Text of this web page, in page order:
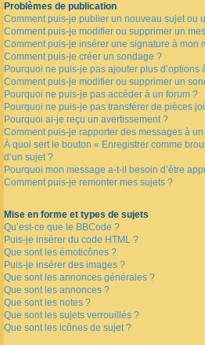
Problèmes de publication
Comment puis-je publier un nouveau sujet ou
Comment puis-je modifier ou supprimer un
Comment puis-je insérer une signature à mon
Comment puis-je créer un sondage ?
Pourquoi ne puis-je pas ajouter plus d’options
Comment puis-je modifier ou supprimer un
Pourquoi ne puis-je pas accéder à un forum ?
Pourquoi ne puis-je pas transférer de pièces
Pourquoi ai-je reçu un avertissement ?
Comment puis-je rapporter des messages à
À quoi sert le bouton « Enregistrer comme
d’un sujet ?
Pourquoi mon message a-t-il besoin d’être
Comment puis-je remonter mes sujets ?
Mise en forme et types de sujets
Qu’est-ce que le BBCode ?
Puis-je insérer du code HTML ?
Que sont les émoticônes ?
Puis-je insérer des images ?
Que sont les annonces générales ?
Que sont les annonces ?
Que sont les notes ?
Que sont les sujets verrouillés ?
Que sont les icônes de sujet ?